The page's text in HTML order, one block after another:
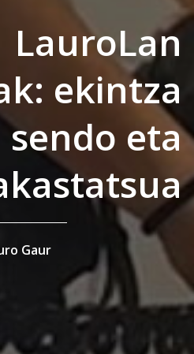
LauroLan
ekintza
sendo eta
Gaur